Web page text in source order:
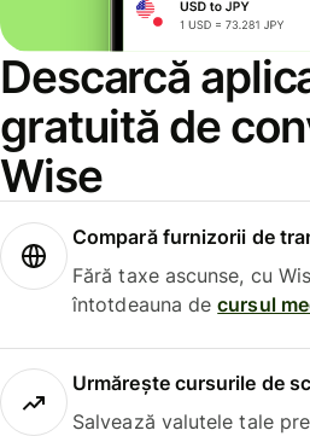
Descarcă
gratuită de
Wise
Compară furnizorii de
Fără taxe ascunse, cu
întotdeauna decursul
Urmărește cursurile de
Salvează valutele tale